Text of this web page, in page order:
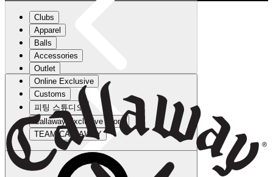
Clubs
Apparel
Balls
Accessories
Outlet
Online Exclusive
Customs
피팅 스튜디오
Callaway Exclusive Store
TEAM CALLAWAY